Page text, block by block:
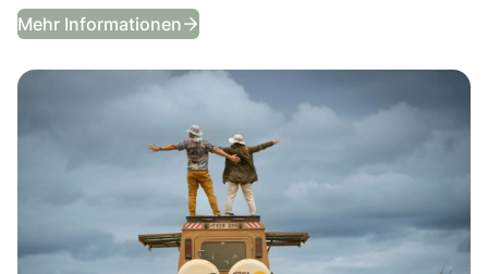
Mehr Informationen Flitterwochen in Tansania &